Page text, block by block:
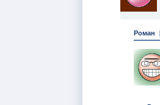
Роман |